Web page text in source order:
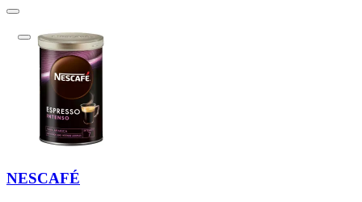
NESCAFÉ